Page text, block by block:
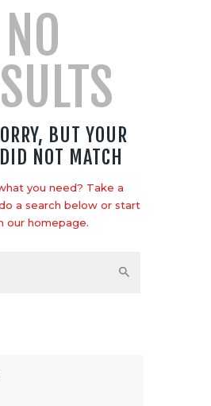
NO
BUT YOUR
NOT MATCH
you need? Take a
a search below or start
our homepage.